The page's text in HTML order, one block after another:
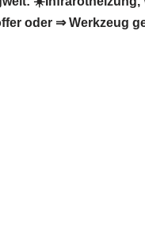
oder ⇒ Werkzeug